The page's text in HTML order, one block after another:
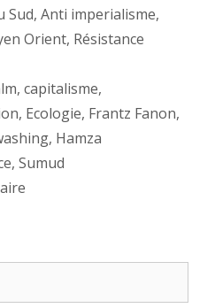
Sud, Anti imperialisme,
Orient, Résistance
, capitalisme,
, Ecologie, Frantz Fanon,
, Hamza
, Sumud